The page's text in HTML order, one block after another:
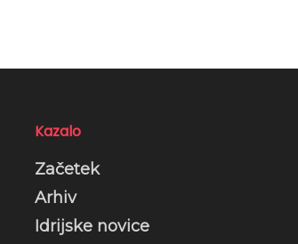
Kazalo
Začetek
Arhiv
Idrijske novice